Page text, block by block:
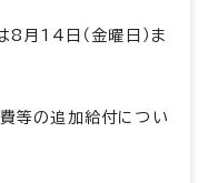
8月14日（金曜日）ま
等の追加給付につい